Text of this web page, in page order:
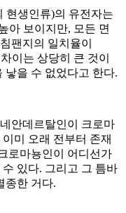
현생인류)의 유전자는
아 보이지만, 모든 면
팬지의 일치율이
이는 상당히 큰 것이
낳을 수 없었다고 한다.
안데르탈인이 크로마
이미 오래 전부터 존재
로마뇽인이 어디선가
수 있다. 그리고 그 틈바
종한 거다.